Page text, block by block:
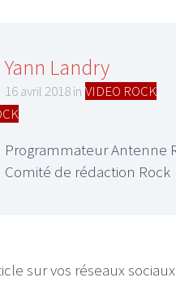
Yann Landry
16 avril 2018 in VIDEO ROCK
Programmateur Antenne
Comité de rédaction Rock
sur vos réseaux